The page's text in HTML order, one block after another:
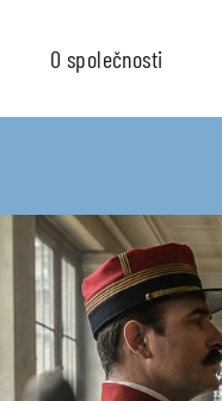
O společnosti